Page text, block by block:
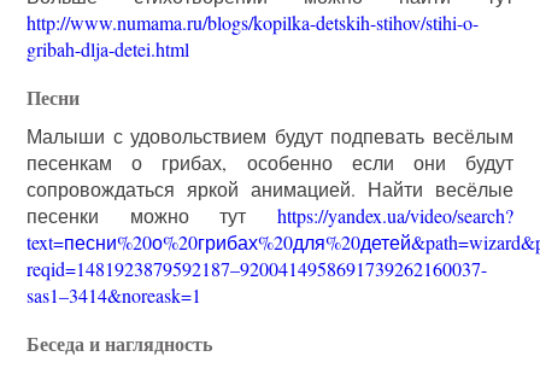
http://www.numama.ru/blogs/kopilka-detskih-stihov/stihi-o-
gribah-dlja-detei.html
Песни
Малыши с удовольствием будут подпевать весёлым
песенкам о грибах, особенно если они будут
сопровождаться яркой анимацией. Найти весёлые
песенки можно тут https://yandex.ua/video/search?
reqid=1481923879592187–9200414958691739262160037-
sas1–3414&noreask=1
Беседа и наглядность